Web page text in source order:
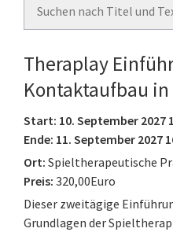
Theraplay
Kontaktaufbau
Start: 10. September 2027
Ende: 11. September 2027
Ort: Spieltherapeutische
Preis: 320,00Euro
Dieser zweitägige
Grundlagen der